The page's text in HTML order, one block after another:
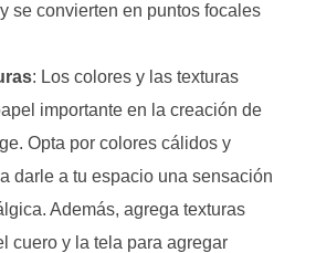
se convierten en puntos focales
: Los colores y las texturas
importante en la creación de
Opta por colores cálidos y
darle a tu espacio una sensación
Además, agrega texturas
cuero y la tela para agregar